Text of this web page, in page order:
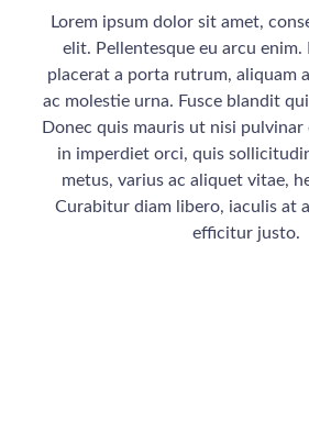
Lorem ipsum dolor sit amet,
elit. Pellentesque eu arcu
placerat a porta rutrum, aliquam
ac molestie urna. Fusce blandit
Donec quis mauris ut nisi
in imperdiet orci, quis
metus, varius ac aliquet vitae,
Curabitur diam libero, iaculis at
efficitur justo.